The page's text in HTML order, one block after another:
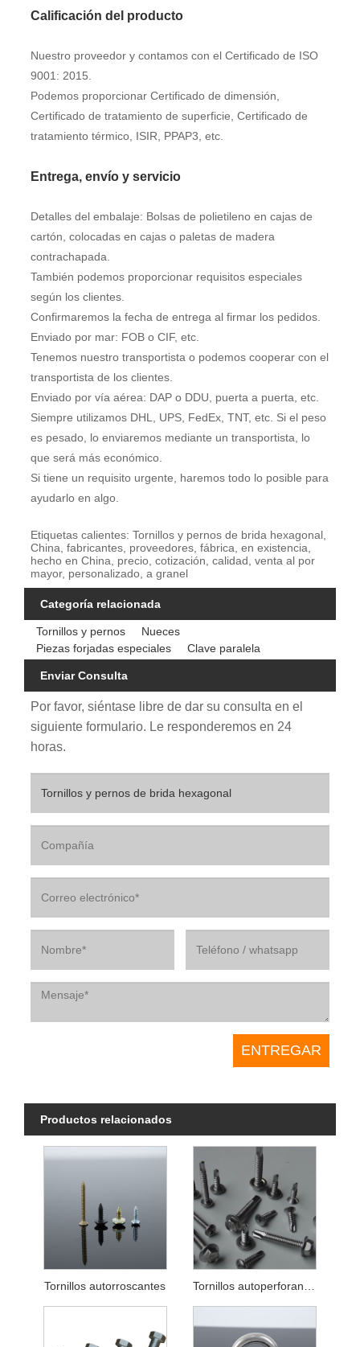
Calificación del producto
Nuestro proveedor y contamos con el Certificado de ISO
9001: 2015.
Podemos proporcionar Certificado de dimensión,
Certificado de tratamiento de superficie, Certificado de
tratamiento térmico, ISIR, PPAP3, etc.
Entrega, envío y servicio
Detalles del embalaje: Bolsas de polietileno en cajas de
cartón, colocadas en cajas o paletas de madera
contrachapada.
También podemos proporcionar requisitos especiales
según los clientes.
Confirmaremos la fecha de entrega al firmar los pedidos.
Enviado por mar: FOB o CIF, etc.
Tenemos nuestro transportista o podemos cooperar con el
transportista de los clientes.
Enviado por vía aérea: DAP o DDU, puerta a puerta, etc.
Siempre utilizamos DHL, UPS, FedEx, TNT, etc. Si el peso
es pesado, lo enviaremos mediante un transportista, lo
que será más económico.
Si tiene un requisito urgente, haremos todo lo posible para
ayudarlo en algo.
Etiquetas calientes: Tornillos y pernos de brida hexagonal,
China, fabricantes, proveedores, fábrica, en existencia,
hecho en China, precio, cotización, calidad, venta al por
mayor, personalizado, a granel
Categoría relacionada
Tornillos y pernos
Nueces
Piezas forjadas especiales
Clave paralela
Enviar Consulta
Por favor, siéntase libre de dar su consulta en el
siguiente formulario. Le responderemos en 24
horas.
Productos relacionados
Tornillos autorroscantes